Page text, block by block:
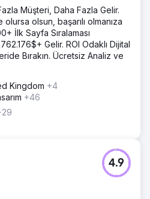
Müşteri, Daha Fazla Gelir.
olsun, başarılı olmanıza
İlk Sayfa Sıralaması
Gelir. ROI Odaklı Dijital
Bırakın. Ücretsiz Analiz ve
Kingdom +4
+46
4.9